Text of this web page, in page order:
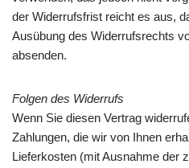
der Widerrufsfrist reicht es aus,
Ausübung des Widerrufsrechts
absenden.
Folgen des Widerrufs
Wenn Sie diesen Vertrag
Zahlungen, die wir von Ihnen
Lieferkosten (mit Ausnahme der